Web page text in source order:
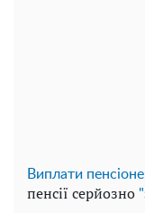
Виплати
пенсії серйозно